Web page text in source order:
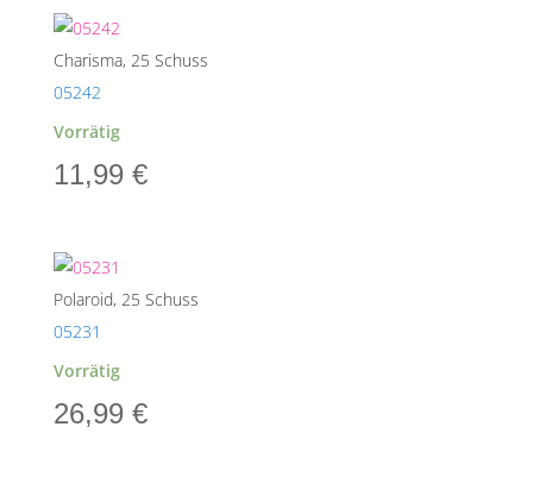
Charisma, 25 Schuss
05242
Vorrätig
11,99 €
Polaroid, 25 Schuss
05231
Vorrätig
26,99 €